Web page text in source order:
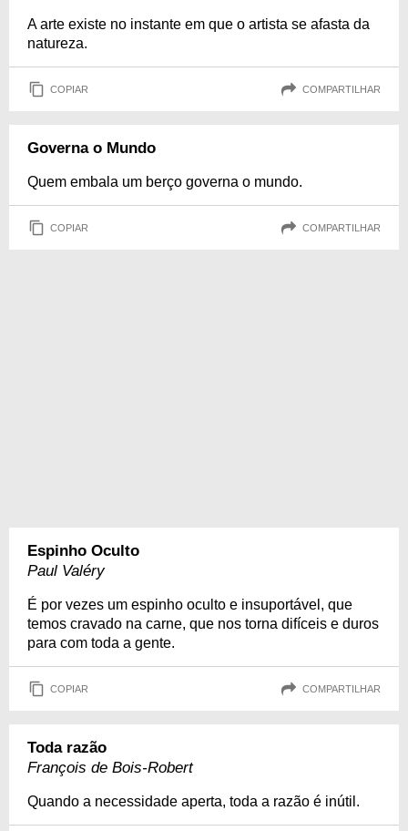
A arte existe no instante em que o artista se afasta da
natureza.
COPIAR COMPARTILHAR
Governa o Mundo
Quem embala um berço governa o mundo.
COPIAR COMPARTILHAR
Espinho Oculto
Paul Valéry
É por vezes um espinho oculto e insuportável, que
temos cravado na carne, que nos torna difíceis e duros
para com toda a gente.
COPIAR COMPARTILHAR
Toda razão
François de Bois-Robert
Quando a necessidade aperta, toda a razão é inútil.